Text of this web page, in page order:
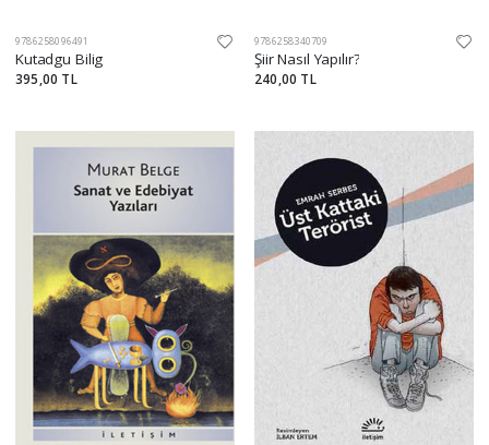
9786258096491
Kutadgu Bilig
395,00 TL
9786258340709
Şiir Nasıl Yapılır?
240,00 TL